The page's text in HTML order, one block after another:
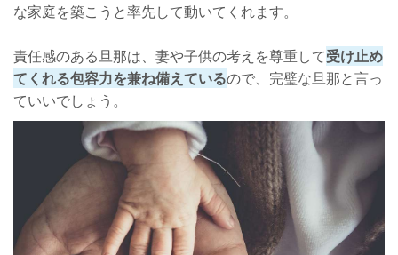
な家庭を築こうと率先して動いてくれます。
責任感のある旦那は、妻や子供の考えを尊重して受け止め
てくれる包容力を兼ね備えているので、完璧な旦那と言っ
ていいでしょう。